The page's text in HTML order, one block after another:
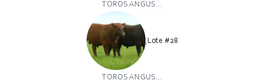
TOROS ANGUS...
Lote #28
TOROS ANGUS...